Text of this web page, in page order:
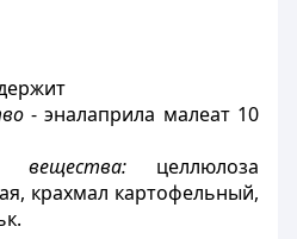
- эналаприла малеат 10
вещества:целлюлоза
крахмал картофельный,